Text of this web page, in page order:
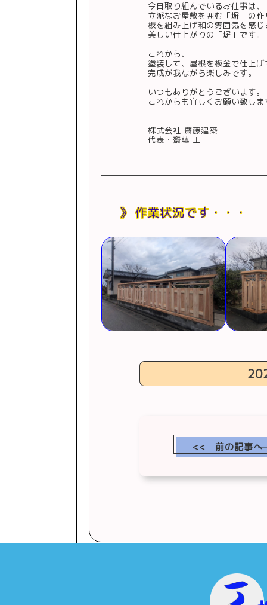
今日取り組んでいるお仕事は、
立派なお屋敷を囲む「塀」の
板を組み上げ和の雰囲気を感
美しい仕上がりの「塀」です。
これから、
塗装して、屋根を板金で仕上
完成が我ながら楽しみです。
いつもありがとうございます。
これからも宜しくお願い致しま
株式会社 齋藤建築
代表・齋藤 工
作業状況です・・・
<< 前の記事へ